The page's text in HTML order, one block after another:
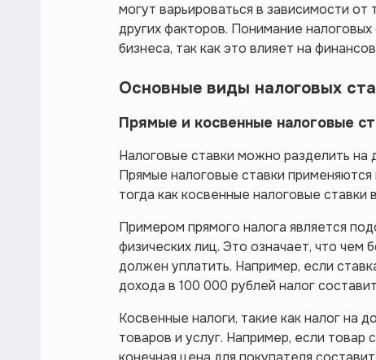
могут варьироваться в зависимости от
других факторов. Понимание
бизнеса, так как это влияет на
Основные виды налоговых
Прямые и косвенные налоговые
Налоговые ставки можно разделить на
Прямые налоговые ставки
тогда как косвенные налоговые ставки
Примером прямого налога является
физических лиц. Это означает, что
должен уплатить. Например, если
дохода в 100 000 рублей налог
Косвенные налоги, такие как налог на
товаров и услуг. Например, если товар